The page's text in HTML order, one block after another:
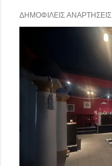
ΔΗΜΟΦΙΛΕΊΣ ΑΝΑΡΤΉΣΕΙΣ